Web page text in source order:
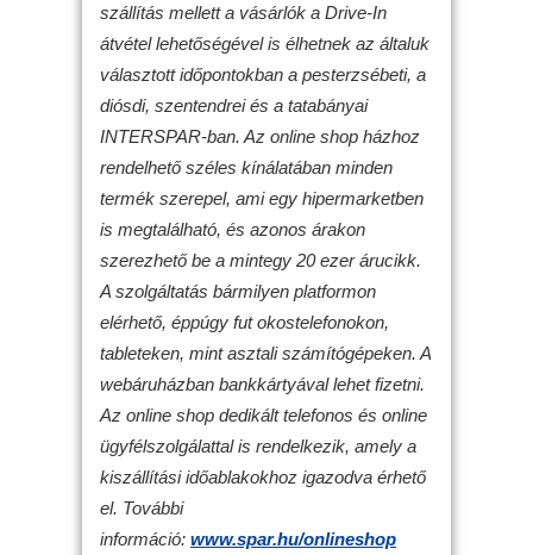
szállítás mellett a vásárlók a Drive-In
átvétel lehetőségével is élhetnek az általuk
választott időpontokban a pesterzsébeti, a
diósdi, szentendrei és a tatabányai
INTERSPAR-ban. Az online shop házhoz
rendelhető széles kínálatában minden
termék szerepel, ami egy hipermarketben
is megtalálható, és azonos árakon
szerezhető be a mintegy 20 ezer árucikk.
A szolgáltatás bármilyen platformon
elérhető, éppúgy fut okostelefonokon,
tableteken, mint asztali számítógépeken. A
webáruházban bankkártyával lehet fizetni.
Az online shop dedikált telefonos és online
ügyfélszolgálattal is rendelkezik, amely a
kiszállítási időablakokhoz igazodva érhető
el. További
információ: www.spar.hu/onlineshop